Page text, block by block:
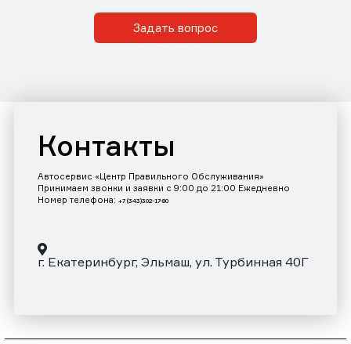
Задать вопрос
Контакты
Автосервис «Центр Правильного Обслуживания»
Принимаем звонки и заявки с 9:00 до 21:00 Ежедневно
Номер телефона: +7 (343)302-17-80
г. Екатеринбург, Эльмаш, ул. Турбинная 40Г